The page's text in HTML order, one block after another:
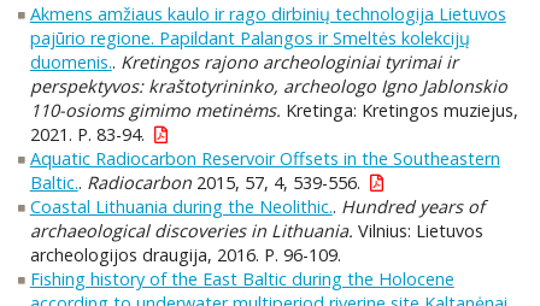
Akmens amžiaus kaulo ir rago dirbinių technologija Lietuvos
pajūrio regione. Papildant Palangos ir Smeltės kolekcijų
duomenis.. Kretingos rajono archeologiniai tyrimai ir
perspektyvos: kraštotyrininko, archeologo Igno Jablonskio
110-osioms gimimo metinėms. Kretinga: Kretingos muziejus,
2021. P. 83-94.
Aquatic Radiocarbon Reservoir Offsets in the Southeastern
Baltic.. Radiocarbon2015, 57, 4, 539-556.
Coastal Lithuania during the Neolithic.. Hundred years of
archaeological discoveries in Lithuania. Vilnius: Lietuvos
archeologijos draugija, 2016. P. 96-109.
Fishing history of the East Baltic during the Holocene